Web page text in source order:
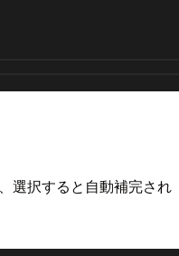
選択すると自動補完され